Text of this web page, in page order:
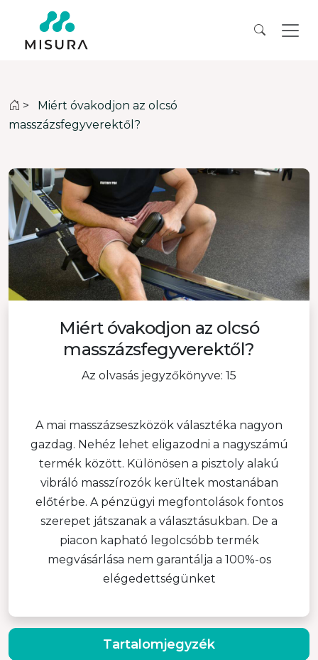
>
Miért óvakodjon az olcsó
masszázsfegyverektől?
Miért óvakodjon az olcsó
masszázsfegyverektől?
Az olvasás jegyzőkönyve: 15
A mai masszázseszközök választéka nagyon
gazdag. Nehéz lehet eligazodni a nagyszámú
termék között. Különösen a pisztoly alakú
vibráló masszírozók kerültek mostanában
előtérbe. A pénzügyi megfontolások fontos
szerepet játszanak a választásukban. De a
piacon kapható legolcsóbb termék
megvásárlása nem garantálja a 100%-os
elégedettségünket
Tartalomjegyzék